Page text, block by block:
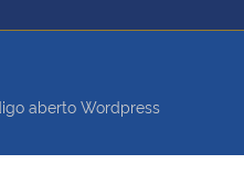
aberto Wordpress